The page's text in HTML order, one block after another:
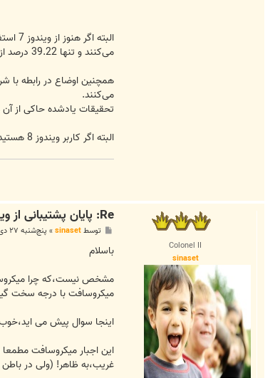
می‌کنند و تنها 39.22 درصد از این کاربران از ویندوز 10 بهره‌مند هستند.
می‌کنند.
تحقیقات یادشده حاکی از آن هستند که 17 درصد از بخش‌های آی‌تی از پایان ضرب العجل پشتیبانی
البته اگر کاربر ویندوز 8 هستید نیز باید بدانید که از این تصمیم‌های مایکروسافت مصون نیستید و این کمپانی در ژانویه سال 2023 میلادی پشتیبانی از این سیستم‌عامل را نیز به اتمام می‌رساند.
Colonel II
sinaset
Re: پایان پشتیبانی از ویندوز 7 در سال آینده میلادی
ت
توسطsinaset
» پنج‌شنبه ۲۷ دی ۱۳۹۷, ۱:۴۱ ب.ظ
باسلام
مشخص نیست،که چرا
میکروسافت با درجه سخت
اینجا سوال پیش می
این اجبار میکروسافت
غریب،به ظاهر! (ولی در